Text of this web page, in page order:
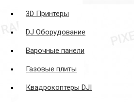
3D Принтеры
DJ Оборудование
Варочные панели
Газовые плиты
Квадрокоптеры DJI